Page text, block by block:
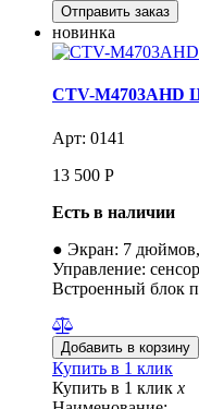
новинка
CTV-M4703AHD
Арт: 0141
13 500 Р
Есть в наличии
● Экран: 7
Управление:
Встроенный блок
Купить в 1 клик
Купить в 1 клик x